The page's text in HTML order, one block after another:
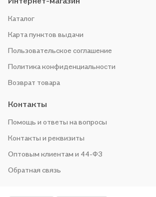
Каталог
Карта пунктов выдачи
Пользовательское соглашение
Политика конфиденциальности
Возврат товара
Контакты
Помощь и ответы на вопросы
Контакты и реквизиты
Оптовым клиентам и 44-ФЗ
Обратная связь